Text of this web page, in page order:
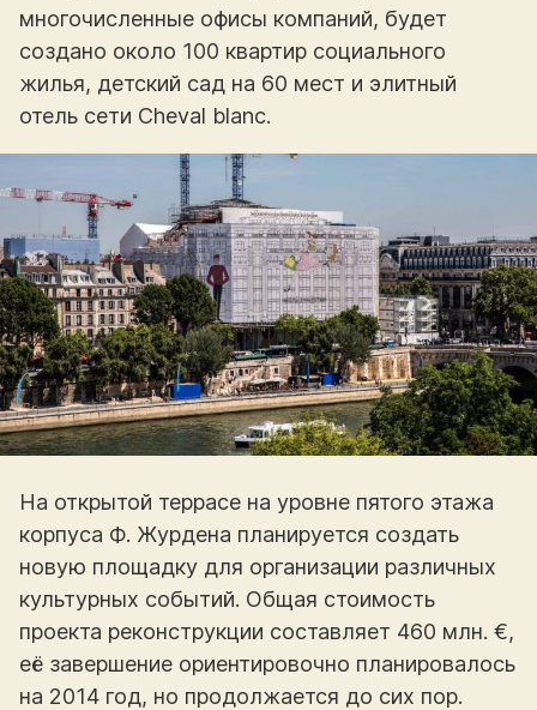
многочисленные офисы компаний, будет
создано около 100 квартир социального
жилья, детский сад на 60 мест и элитный
отель сети Cheval blanc.
На открытой террасе на уровне пятого этажа
корпуса Ф. Журдена планируется создать
новую площадку для организации различных
культурных событий. Общая стоимость
проекта реконструкции составляет 460 млн. €,
её завершение ориентировочно планировалось
на 2014 год, но продолжается до сих пор.